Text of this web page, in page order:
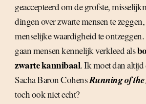
geaccepteerd om de grofste,
dingen over zwarte mensen te
menselijke waardigheid te
gaan mensen kennelijk verkleed als
zwarte kannibaal. Ik moet dan altijd
Sacha Baron CohensRunning of the
toch ook niet echt?